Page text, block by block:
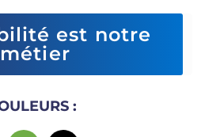
est notre
métier
: